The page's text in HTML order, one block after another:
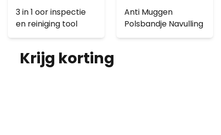
3 in 1 oor inspectie
en reiniging tool
Anti Muggen
Polsbandje Navulling
Krijg korting